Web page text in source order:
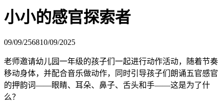
小小的感官探索者
09/09/256810/09/2025
老师邀请幼儿园一年级的孩子们一起进行动作活动，随着节奏
移动身体，并配合音乐做动作，同时引导孩子们朗诵五官感官
的押韵词——眼睛、耳朵、鼻子、舌头和手——这是为了什
么？